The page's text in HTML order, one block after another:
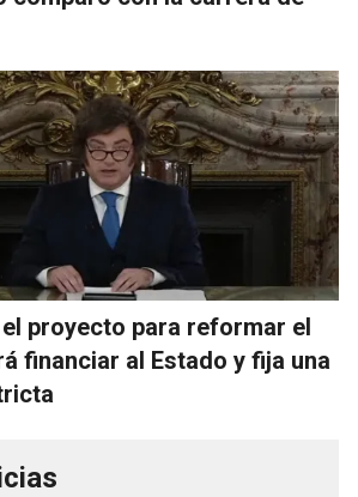
proyecto para reformar el
financiar al Estado y fija una